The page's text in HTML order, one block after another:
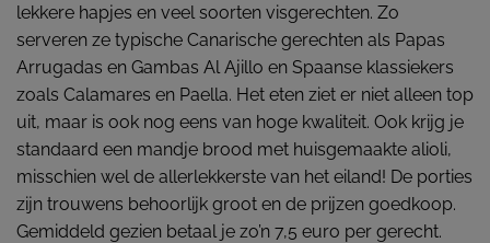
lekkere hapjes en veel soorten visgerechten. Zo
serveren ze typische Canarische gerechten als Papas
Arrugadas en Gambas Al Ajillo en Spaanse klassiekers
zoals Calamares en Paella. Het eten ziet er niet alleen top
uit, maar is ook nog eens van hoge kwaliteit. Ook krijg je
standaard een mandje brood met huisgemaakte alioli,
misschien wel de allerlekkerste van het eiland! De porties
zijn trouwens behoorlijk groot en de prijzen goedkoop.
Gemiddeld gezien betaal je zo’n 7,5 euro per gerecht.